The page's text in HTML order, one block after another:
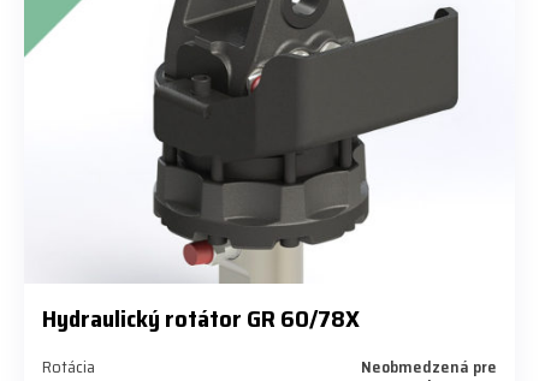
Hydraulický rotátor GR 60/78X
Rotácia Neobmedzená pre